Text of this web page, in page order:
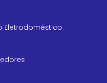
Eletrodoméstico